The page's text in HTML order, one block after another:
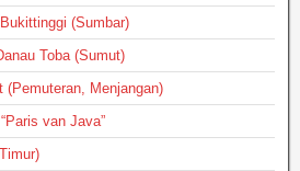
(Sumbar)
Toba (Sumut)
(Pemuteran, Menjangan)
van Java”